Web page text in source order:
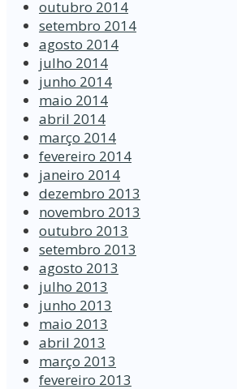
outubro 2014
setembro 2014
agosto 2014
julho 2014
junho 2014
maio 2014
abril 2014
março 2014
fevereiro 2014
janeiro 2014
dezembro 2013
novembro 2013
outubro 2013
setembro 2013
agosto 2013
julho 2013
junho 2013
maio 2013
abril 2013
março 2013
fevereiro 2013